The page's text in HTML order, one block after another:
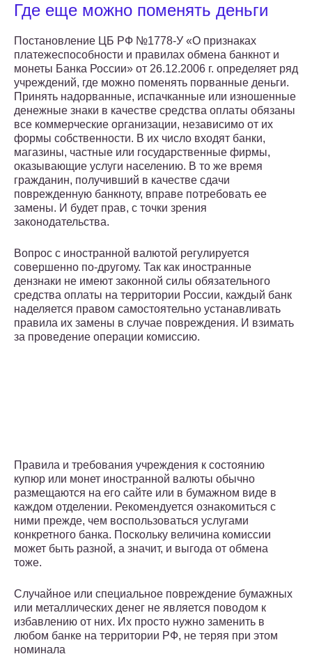
Где еще можно поменять деньги
Постановление ЦБ РФ №1778-У «О признаках
платежеспособности и правилах обмена банкнот и
монеты Банка России» от 26.12.2006 г. определяет ряд
учреждений, где можно поменять порванные деньги.
Принять надорванные, испачканные или изношенные
денежные знаки в качестве средства оплаты обязаны
все коммерческие организации, независимо от их
формы собственности. В их число входят банки,
магазины, частные или государственные фирмы,
оказывающие услуги населению. В то же время
гражданин, получивший в качестве сдачи
поврежденную банкноту, вправе потребовать ее
замены. И будет прав, с точки зрения
законодательства.
Вопрос с иностранной валютой регулируется
совершенно по-другому. Так как иностранные
дензнаки не имеют законной силы обязательного
средства оплаты на территории России, каждый банк
наделяется правом самостоятельно устанавливать
правила их замены в случае повреждения. И взимать
за проведение операции комиссию.
Правила и требования учреждения к состоянию
купюр или монет иностранной валюты обычно
размещаются на его сайте или в бумажном виде в
каждом отделении. Рекомендуется ознакомиться с
ними прежде, чем воспользоваться услугами
конкретного банка. Поскольку величина комиссии
может быть разной, а значит, и выгода от обмена
тоже.
Случайное или специальное повреждение бумажных
или металлических денег не является поводом к
избавлению от них. Их просто нужно заменить в
любом банке на территории РФ, не теряя при этом
номинала